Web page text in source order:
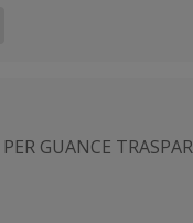
GUANCE